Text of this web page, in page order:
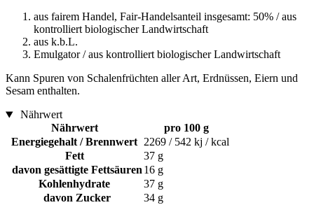
aus fairem Handel, Fair-Handelsanteil insgesamt: 50% / aus
kontrolliert biologischer Landwirtschaft
aus k.b.L.
Emulgator / aus kontrolliert biologischer Landwirtschaft
Kann Spuren von Schalenfrüchten aller Art, Erdnüssen, Eiern und
Sesam enthalten.
Nährwert
Nährwert
pro 100 g
Energiegehalt / Brennwert 2269 / 542 kj / kcal
Fett
37 g
davon gesättigte Fettsäuren 16 g
Kohlenhydrate
37 g
davon Zucker
34 g